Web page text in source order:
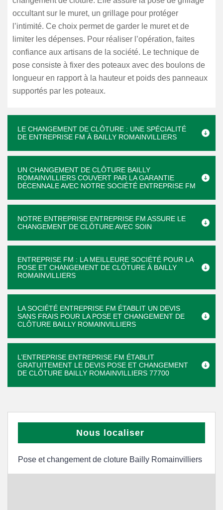
occultant sur le muret, un grillage pour protéger
l’intimité. Ce choix permet de garder le muret et de
limiter les dépenses. Pour réaliser l’opération, faites
confiance aux artisans de la société. Le technique de
pose consiste à fixer des poteaux avec des boulons de
longueur en rapport à la hauteur et poids des panneaux
supportés par les poteaux.
LE CHANGEMENT DE CLÔTURE : UNE SPÉCIALITÉ
DE ENTREPRISE FM À BAILLY ROMAINVILLIERS
UN CHANGEMENT DE CLÔTURE BAILLY
ROMAINVILLIERS COUVERT PAR LA GARANTIE
DÉCENNALE AVEC NOTRE SOCIÉTÉ ENTREPRISE FM
NOTRE ENTREPRISE ENTREPRISE FM ASSURE LE
CHANGEMENT DE CLÔTURE AVEC SOIN
ENTREPRISE FM : LA MEILLEURE SOCIÉTÉ POUR LA
POSE ET CHANGEMENT DE CLÔTURE À BAILLY
ROMAINVILLIERS
LA SOCIÉTÉ ENTREPRISE FM ÉTABLIT UN DEVIS
SANS FRAIS POUR LA POSE ET CHANGEMENT DE
CLÔTURE BAILLY ROMAINVILLIERS
L’ENTREPRISE ENTREPRISE FM ÉTABLIT
GRATUITEMENT LE DEVIS POSE ET CHANGEMENT
DE CLÔTURE BAILLY ROMAINVILLIERS 77700
Nous localiser
Pose et changement de cloture Bailly Romainvilliers